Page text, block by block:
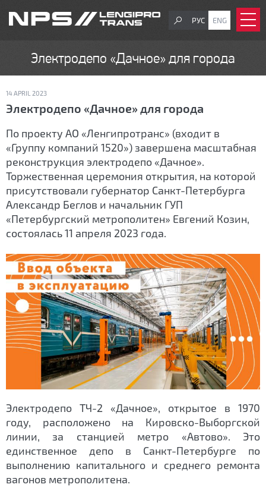
РУС ENG
Электродепо «Дачное» для города
14 APRIL 2023
Электродепо «Дачное» для города
По проекту АО «Ленгипротранс» (входит в
«Группу компаний 1520») завершена масштабная
реконструкция электродепо «Дачное».
Торжественная церемония открытия, на которой
присутствовали губернатор Санкт-Петербурга
Александр Беглов и начальник ГУП
«Петербургский метрополитен» Евгений Козин,
состоялась 11 апреля 2023 года.
Электродепо ТЧ-2 «Дачное», открытое в 1970
году, расположено на Кировско-Выборгской
линии, за станцией метро «Автово». Это
единственное депо в Санкт-Петербурге по
выполнению капитального и среднего ремонта
вагонов метрополитена.